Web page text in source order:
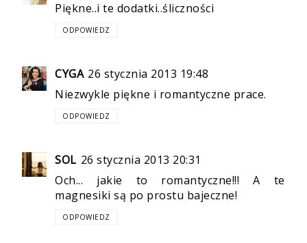
Piękne..i te dodatki..śliczności
ODPOWIEDZ
CYGA 26 stycznia 2013 19:48
Niezwykle piękne i romantyczne prace.
ODPOWIEDZ
SOL 26 stycznia 2013 20:31
Och... jakie to romantyczne!!! A te
magnesiki są po prostu bajeczne!
ODPOWIEDZ